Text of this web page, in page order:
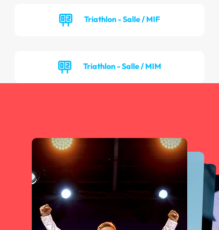
Triathlon - Salle / MIF
Triathlon - Salle / MIM